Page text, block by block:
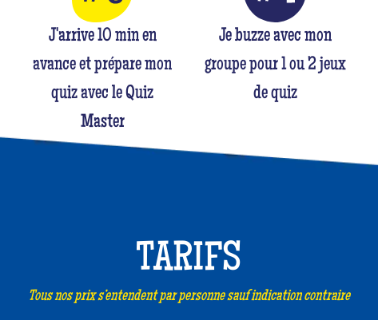
J'arrive 10 min en
avance et prépare mon
quiz avec le Quiz
Master
Je buzze avec mon
groupe pour 1 ou 2 jeux
de quiz
TARIFS
Tous nos prix s’entendent par personne sauf indication contraire